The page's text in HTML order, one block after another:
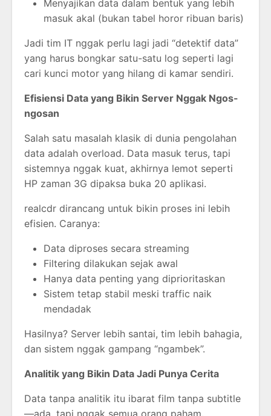
Menyajikan data dalam bentuk yang lebih
masuk akal (bukan tabel horor ribuan baris)
Jadi tim IT nggak perlu lagi jadi “detektif data”
yang harus bongkar satu-satu log seperti lagi
cari kunci motor yang hilang di kamar sendiri.
Efisiensi Data yang Bikin Server Nggak Ngos-
ngosan
Salah satu masalah klasik di dunia pengolahan
data adalah overload. Data masuk terus, tapi
sistemnya nggak kuat, akhirnya lemot seperti
HP zaman 3G dipaksa buka 20 aplikasi.
realcdr dirancang untuk bikin proses ini lebih
efisien. Caranya:
Data diproses secara streaming
Filtering dilakukan sejak awal
Hanya data penting yang diprioritaskan
Sistem tetap stabil meski traffic naik
mendadak
Hasilnya? Server lebih santai, tim lebih bahagia,
dan sistem nggak gampang “ngambek”.
Analitik yang Bikin Data Jadi Punya Cerita
Data tanpa analitik itu ibarat film tanpa subtitle